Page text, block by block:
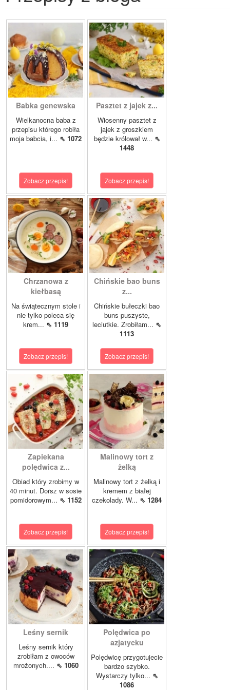
Babka genewska
Wielkanocna baba z
przepisu którego robiła
moja babcia, i... ⇖ 1072
Zobacz przepis!
Pasztet z jajek z...
Wiosenny pasztet z
jajek z groszkiem
będzie królował w... ⇖
1448
Zobacz przepis!
Chrzanowa z
kiełbasą
Na świątecznym stole i
nie tylko poleca się
krem... ⇖ 1119
Zobacz przepis!
Chińskie bao buns
z...
Chińskie bułeczki bao
buns puszyste,
leciutkie. Zrobiłam... ⇖
1113
Zobacz przepis!
Zapiekana
polędwica z...
Obiad który zrobimy w
40 minut. Dorsz w sosie
pomidorowym... ⇖ 1152
Zobacz przepis!
Malinowy tort z
żelką
Malinowy tort z żelką i
kremem z białej
czekolady. W... ⇖ 1284
Zobacz przepis!
Leśny sernik
Leśny sernik który
zrobiłam z owoców
mrożonych.... ⇖ 1060
Polędwica po
azjatycku
Polędwicę przygotujecie
bardzo szybko.
Wystarczy tylko... ⇖
1086